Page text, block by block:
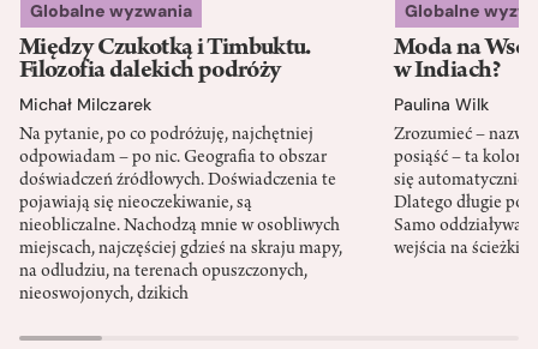
Globalne wyzwania
Między Czukotką i Timbuktu.
Filozofia dalekich podróży
Michał Milczarek
Na pytanie, po co podróżuję, najchętniej
odpowiadam – po nic. Geografia to obszar
doświadczeń źródłowych. Doświadczenia te
pojawiają się nieoczekiwanie, są
nieobliczalne. Nachodzą mnie w osobliwych
miejscach, najczęściej gdzieś na skraju mapy,
na odludziu, na terenach opuszczonych,
nieoswojonych, dzikich
Globalne
Moda na
w Indiach?
Paulina Wilk
Zrozumieć –
posiąść – ta
się automatycznie,
Dlatego długie
Samo
wejścia na ścieżki